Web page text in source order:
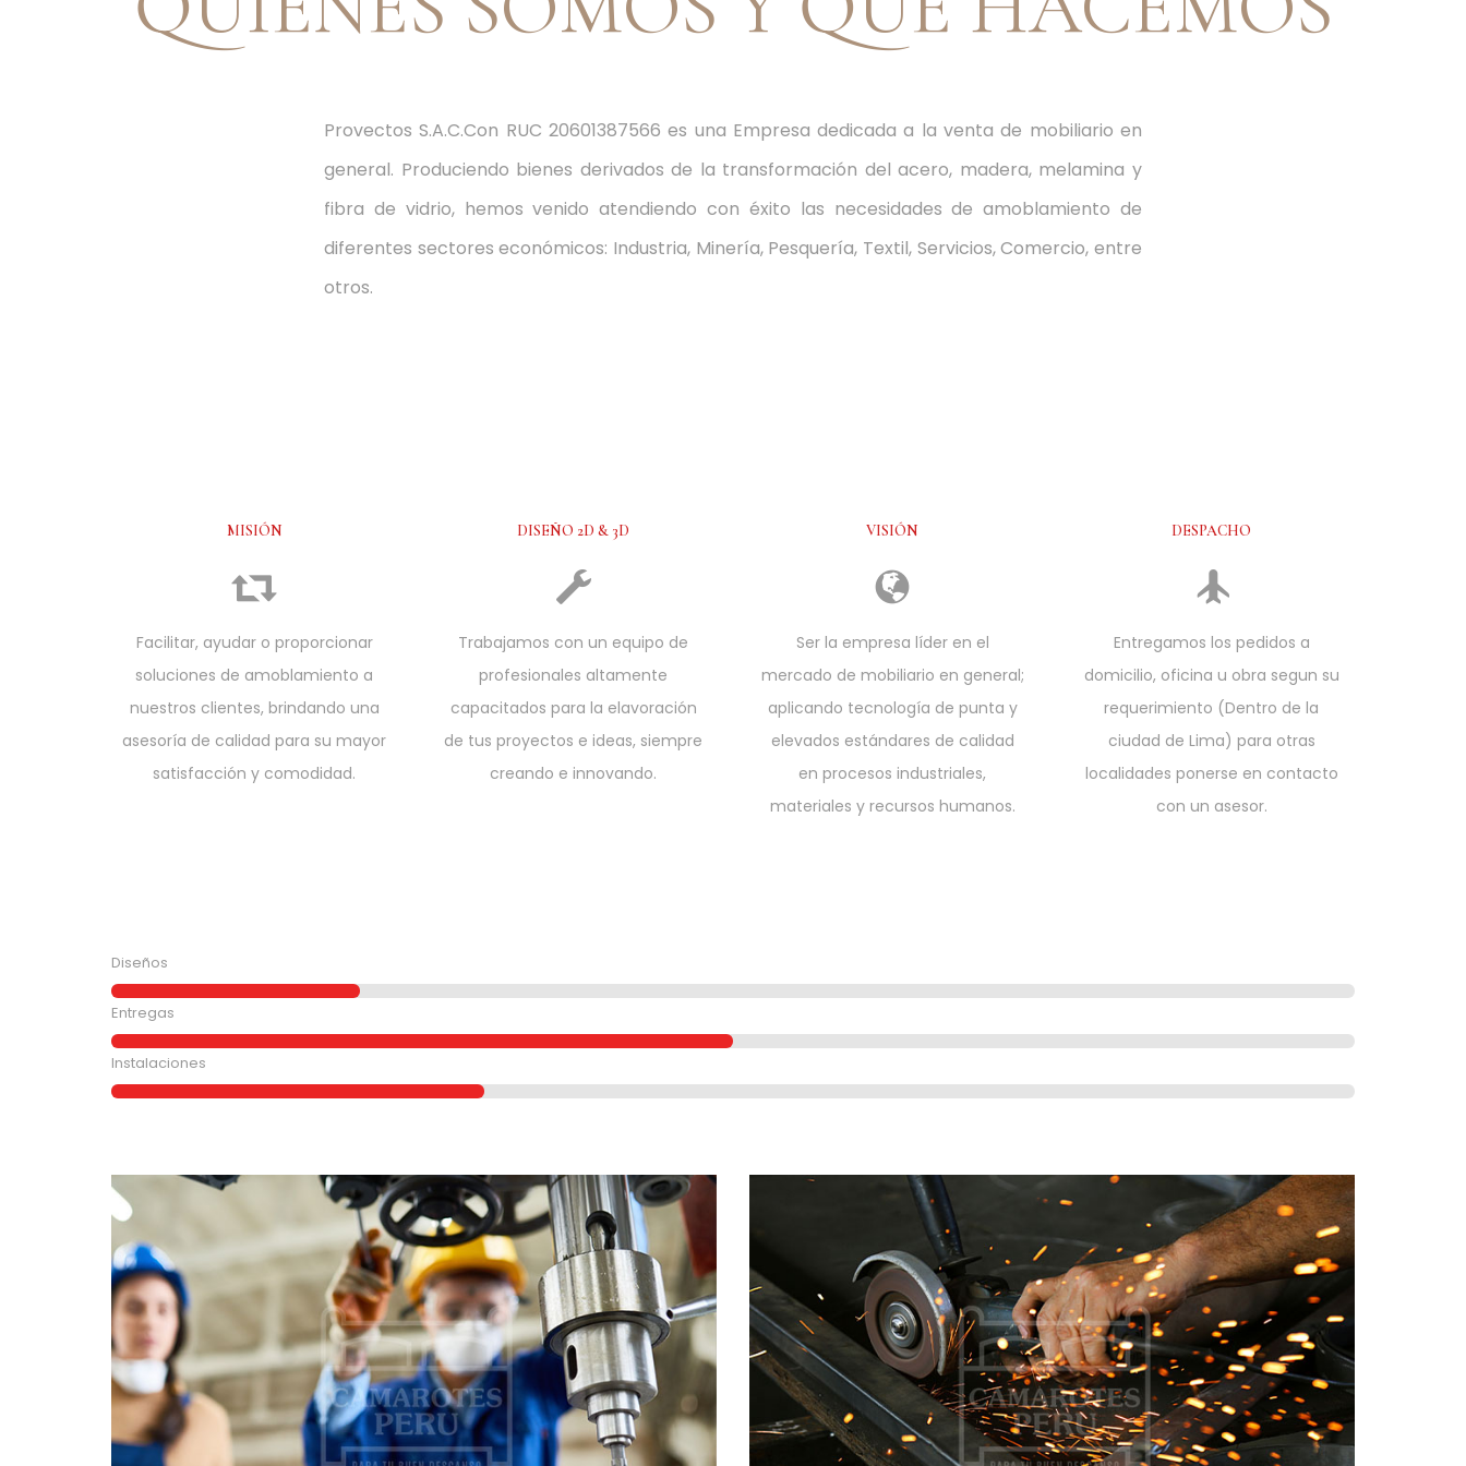
Provectos S.A.C.Con RUC 20601387566 es una Empresa dedicada a la venta de mobiliario en
general. Produciendo bienes derivados de la transformación del acero, madera, melamina y
fibra de vidrio, hemos venido atendiendo con éxito las necesidades de amoblamiento de
diferentes sectores económicos: Industria, Minería, Pesquería, Textil, Servicios, Comercio, entre
otros.
MISIÓN
Facilitar, ayudar o proporcionar
soluciones de amoblamiento a
nuestros clientes, brindando una
asesoría de calidad para su mayor
satisfacción y comodidad.
DISEÑO 2D & 3D
Trabajamos con un equipo de
profesionales altamente
capacitados para la elavoración
de tus proyectos e ideas, siempre
creando e innovando.
VISIÓN
Ser la empresa líder en el
mercado de mobiliario en general;
aplicando tecnología de punta y
elevados estándares de calidad
en procesos industriales,
materiales y recursos humanos.
DESPACHO
Entregamos los pedidos a
domicilio, oficina u obra segun su
requerimiento (Dentro de la
ciudad de Lima) para otras
localidades ponerse en contacto
con un asesor.
Diseños
Entregas
Instalaciones